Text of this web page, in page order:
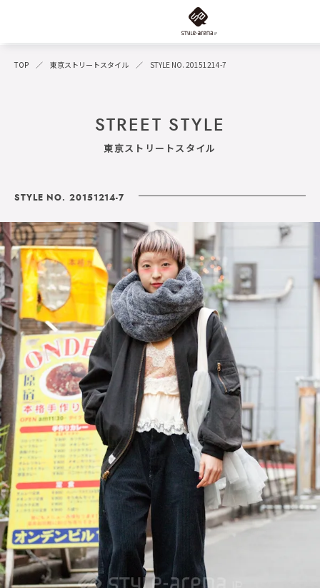
TOP 東京ストリートスタイル STYLE NO. 20151214-7
STREET STYLE
東京ストリートスタイル
STYLE NO. 20151214-7